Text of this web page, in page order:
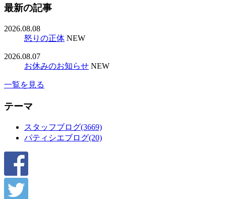
最新の記事
2026.08.08
怒りの正体 NEW
2026.08.07
お休みのお知らせ NEW
一覧を見る
テーマ
スタッフブログ(3669)
パティシエブログ(20)